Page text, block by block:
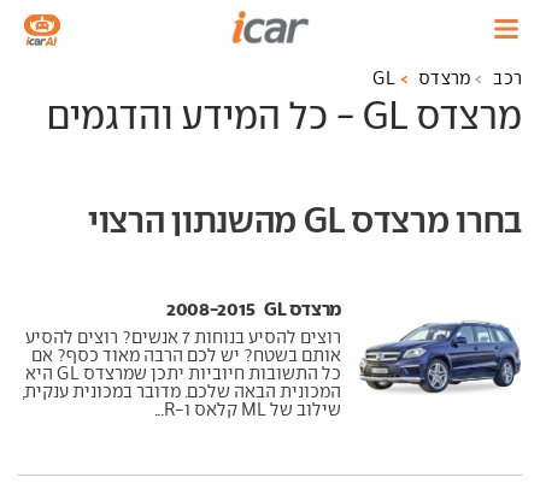
רכב מרצדס GL
מרצדס GL - כל המידע והדגמים
בחרו מרצדס GL מהשנתון הרצוי
מרצדס GL ‏ 2008-2015
רוצים להסיע בנוחות 7 אנשים? רוצים להסיע
אותם בשטח? יש לכם הרבה מאוד כסף? אם
כל התשובות חיוביות יתכן שמרצדס GL היא
המכונית הבאה שלכם. מדובר במכונית ענקית,
שילוב של ML קלאס ו-R...